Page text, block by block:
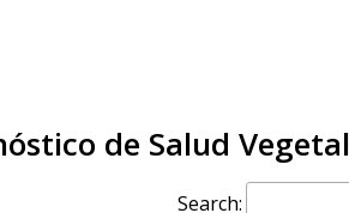
de Salud Vegetal
Search: